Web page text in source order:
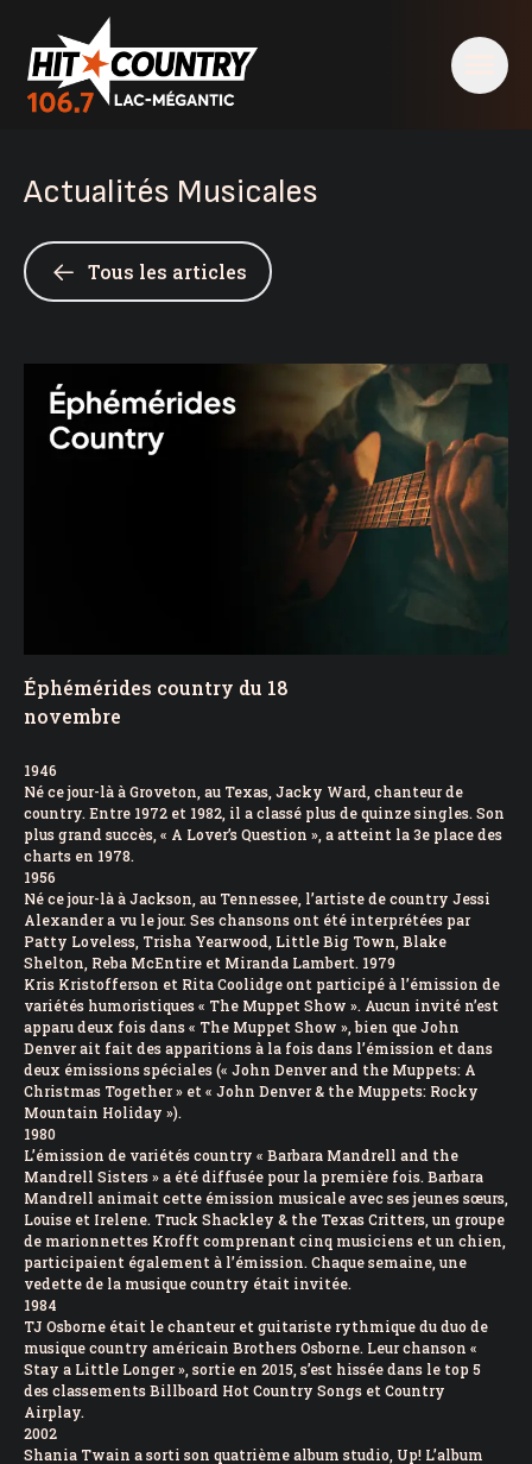
Actualités Musicales
Tous les articles
Éphémérides country du 18
novembre
1946
Né ce jour-là à Groveton, au Texas, Jacky Ward, chanteur de
country. Entre 1972 et 1982, il a classé plus de quinze singles. Son
plus grand succès, « A Lover’s Question », a atteint la 3e place des
charts en 1978.
1956
Né ce jour-là à Jackson, au Tennessee, l’artiste de country Jessi
Alexander a vu le jour. Ses chansons ont été interprétées par
Patty Loveless, Trisha Yearwood, Little Big Town, Blake
Shelton, Reba McEntire et Miranda Lambert. 1979
Kris Kristofferson et Rita Coolidge ont participé à l’émission de
variétés humoristiques « The Muppet Show ». Aucun invité n’est
apparu deux fois dans « The Muppet Show », bien que John
Denver ait fait des apparitions à la fois dans l’émission et dans
deux émissions spéciales (« John Denver and the Muppets: A
Christmas Together » et « John Denver & the Muppets: Rocky
Mountain Holiday »).
1980
L’émission de variétés country « Barbara Mandrell and the
Mandrell Sisters » a été diffusée pour la première fois. Barbara
Mandrell animait cette émission musicale avec ses jeunes sœurs,
Louise et Irelene. Truck Shackley & the Texas Critters, un groupe
de marionnettes Krofft comprenant cinq musiciens et un chien,
participaient également à l’émission. Chaque semaine, une
vedette de la musique country était invitée.
1984
TJ Osborne était le chanteur et guitariste rythmique du duo de
musique country américain Brothers Osborne. Leur chanson «
Stay a Little Longer », sortie en 2015, s’est hissée dans le top 5
des classements Billboard Hot Country Songs et Country
Airplay.
2002
Shania Twain a sorti son quatrième album studio, Up! L’album